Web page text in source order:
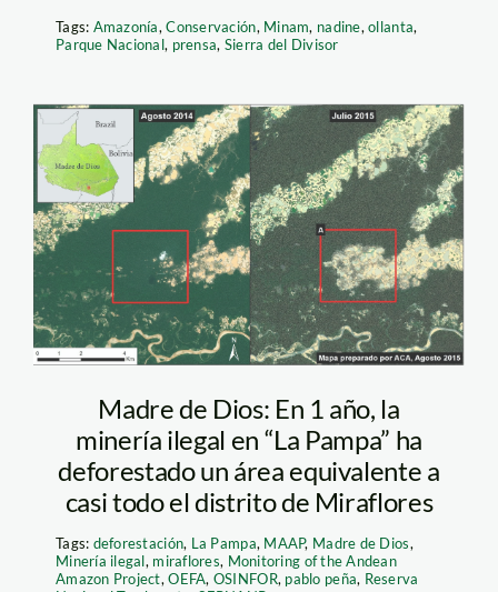
Tags: Amazonía,Conservación, Minam, nadine,ollanta,
Parque Nacional, prensa, Sierra del Divisor
Madre de Dios: En 1 año, la
minería ilegal en “La Pampa” ha
deforestado un área equivalente a
casi todo el distrito de Miraflores
Tags: deforestación, La Pampa, MAAP, Madre de Dios,
Minería ilegal, miraflores, Monitoring of the Andean
Amazon Project,OEFA, OSINFOR, pablo peña, Reserva